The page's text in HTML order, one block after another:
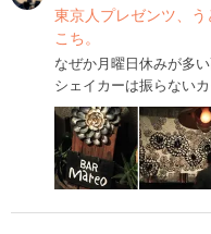
東京人プレゼンツ、
こち。
なぜか月曜日休みが多
シェイカーは振らないカ